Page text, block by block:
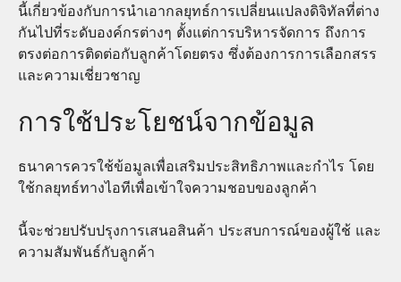
นี้เกี่ยวข้องกับการนำเอากลยุทธ์การเปลี่ยนแปลงดิจิทัลที่ต่าง
กันไปที่ระดับองค์กรต่างๆ ตั้งแต่การบริหารจัดการ ถึงการ
ตรงต่อการติดต่อกับลูกค้าโดยตรง ซึ่งต้องการการเลือกสรร
และความเชี่ยวชาญ
การใช้ประโยชน์จากข้อมูล
ธนาคารควรใช้ข้อมูลเพื่อเสริมประสิทธิภาพและกำไร โดย
ใช้กลยุทธ์ทางไอทีเพื่อเข้าใจความชอบของลูกค้า
นี้จะช่วยปรับปรุงการเสนอสินค้า ประสบการณ์ของผู้ใช้ และ
ความสัมพันธ์กับลูกค้า